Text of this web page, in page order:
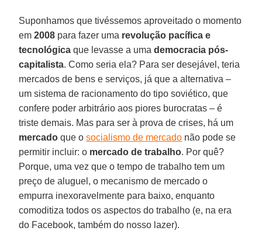
Suponhamos que tivéssemos aproveitado o momento
em2008 para fazer uma revolução pacífica e
tecnológica que levasse a umademocracia pós-
capitalista. Como seria ela? Para ser desejável, teria
mercados de bens e serviços, já que a alternativa –
um sistema de racionamento do tipo soviético, que
confere poder arbitrário aos piores burocratas – é
triste demais. Mas para ser à prova de crises, há um
mercado que osocialismo de mercado não pode se
permitir incluir: o mercado de trabalho. Por quê?
Porque, uma vez que o tempo de trabalho tem um
preço de aluguel, o mecanismo de mercado o
empurra inexoravelmente para baixo, enquanto
comoditiza todos os aspectos do trabalho (e, na era
do Facebook, também do nosso lazer).